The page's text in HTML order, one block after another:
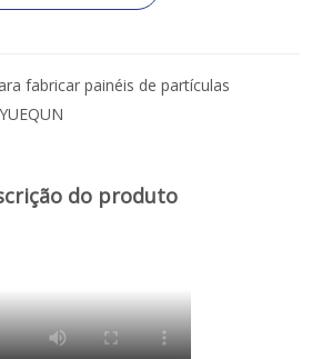
fabricar painéis de partículas
YUEQUN
do produto